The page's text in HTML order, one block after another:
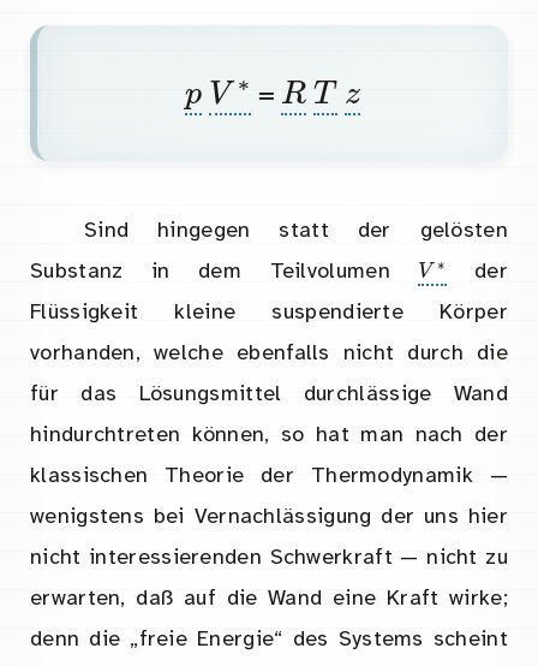
V∗ = R T
Sind hingegen statt der gelösten
Substanz in dem Teilvolumen
V
der
Flüssigkeit kleine suspendierte Körper
vorhanden, welche ebenfalls nicht durch die
für das Lösungsmittel durchlässige Wand
hindurchtreten können, so hat man nach der
klassischen Theorie der Thermodynamik —
wenigstens bei Vernachlässigung der uns hier
nicht interessierenden Schwerkraft — nicht zu
erwarten, daß auf die Wand eine Kraft wirke;
denn die „freie Energie“ des Systems scheint